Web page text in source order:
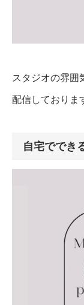
スタジオの雰囲
配信しておりま
自宅ででき